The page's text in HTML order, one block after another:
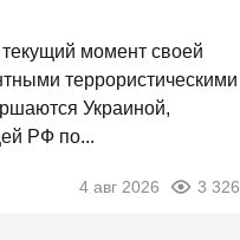
текущий момент своей
террористическими
Украиной,
РФ по...
4 авг 2026 3 326